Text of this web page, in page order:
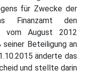
für Zwecke der
Finanzamt den
August 2012
Beteiligung an
änderte das
und stellte darin